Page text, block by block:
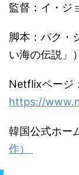
監督：イ・ジ
脚本：パク・
い海の伝説」）
Netflixページ：
https://
韓国公式ホー
作）